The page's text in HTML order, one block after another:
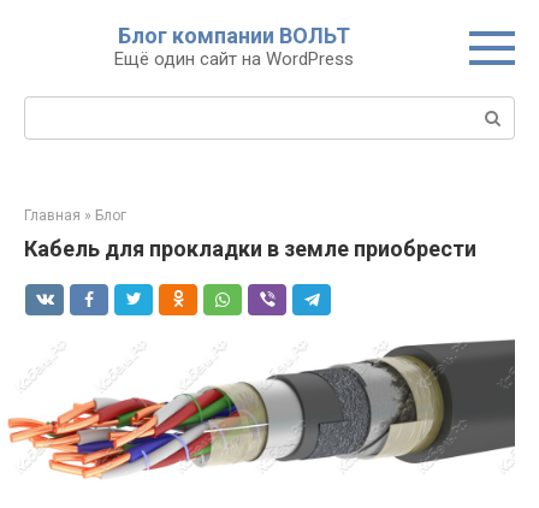
Блог компании ВОЛЬТ
Ещё один сайт на WordPress
Поиск:
Главная » Блог
Кабель для прокладки в земле приобрести